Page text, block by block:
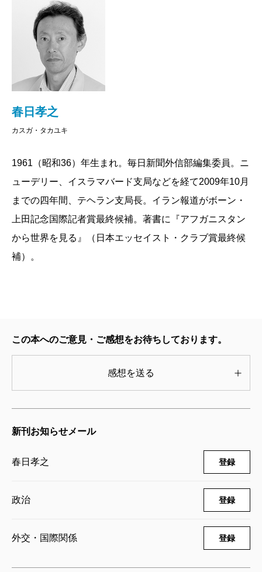
ている割には、この国の実像がはっきりと伝わってき
ません。市民の生活の実態は？ 国内の体制は一枚岩
なのか？ 厳しい戒律を人々は遵守しているの
か？ “本当の敵”はアメリカなのか？ そのような疑問
に応えるのが本書です。特派員として4年間テヘランに
ンという国の実像や本音について迫っていきます。
アラブへの嫉妬、ペルシャ民族主義とその野望、アメ
リカへの秘めた思いなどといった、国家単位のトピッ
クから、風俗や生活の実際、女性の地位、イスラム体
制の弱点などといった国内の状況までをレポートして
います。
再建の途上にあるイラクやアフガンを尻目に、「中
春日孝之
カスガ・タカユキ
1961（昭和36）年生まれ。毎日新聞外信部編集委員。ニ
ューデリー、イスラマバード支局などを経て2009年10月
までの四年間、テヘラン支局長。イラン報道がボーン・
上田記念国際記者賞最終候補。著書に『アフガニスタン
から世界を見る』（日本エッセイスト・クラブ賞最終候
補）。
この本へのご意見・ご感想をお待ちしております。
感想を送る
新刊お知らせメール
春日孝之 登録
政治 登録
外交・国際関係 登録